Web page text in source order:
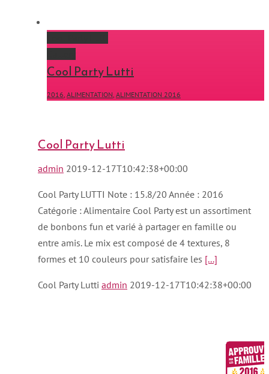
Cool Party Lutti
2016, ALIMENTATION, ALIMENTATION 2016
Cool Party Lutti
admin 2019-12-17T10:42:38+00:00
Cool Party LUTTI Note : 15.8/20 Année : 2016
Catégorie : Alimentaire Cool Party est un assortiment
de bonbons fun et varié à partager en famille ou
entre amis. Le mix est composé de 4 textures, 8
formes et 10 couleurs pour satisfaire les [...]
Cool Party Lutti admin 2019-12-17T10:42:38+00:00